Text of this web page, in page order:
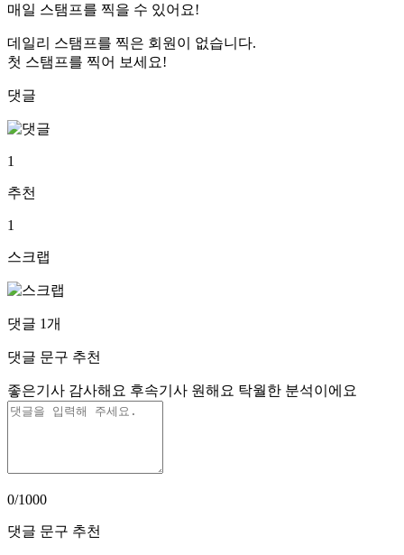
매일 스탬프를 찍을 수 있어요!
데일리 스탬프를 찍은 회원이 없습니다.
첫 스탬프를 찍어 보세요!
댓글
1
추천
1
스크랩
댓글 1개
댓글 문구 추천
좋은기사 감사해요 후속기사 원해요 탁월한 분석이에요
0/1000
댓글 문구 추천